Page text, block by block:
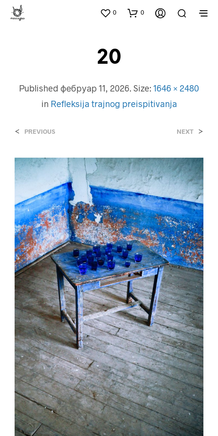
0 0
20
Published фебруар 11, 2026. Size: 1646 × 2480
in Refleksija trajnog preispitivanja
< PREVIOUS NEXT >